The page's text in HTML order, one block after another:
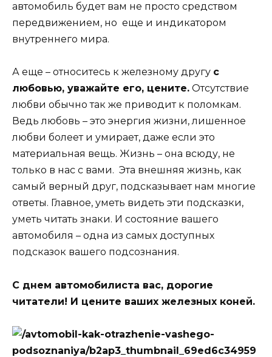
автомобиль будет вам не просто средством
передвижением, но еще и индикатором
внутреннего мира.
А еще – относитесь к железному другу с
любовью, уважайте его, цените. Отсутствие
любви обычно так же приводит к поломкам.
Ведь любовь – это энергия жизни, лишенное
любви болеет и умирает, даже если это
материальная вещь. Жизнь – она всюду, не
только в нас с вами. Эта внешняя жизнь, как
самый верный друг, подсказывает нам многие
ответы. Главное, уметь видеть эти подсказки,
уметь читать знаки. И состояние вашего
автомобиля – одна из самых доступных
подсказок вашего подсознания.
С днем автомобилиста вас, дорогие
читатели! И цените ваших железных коней.